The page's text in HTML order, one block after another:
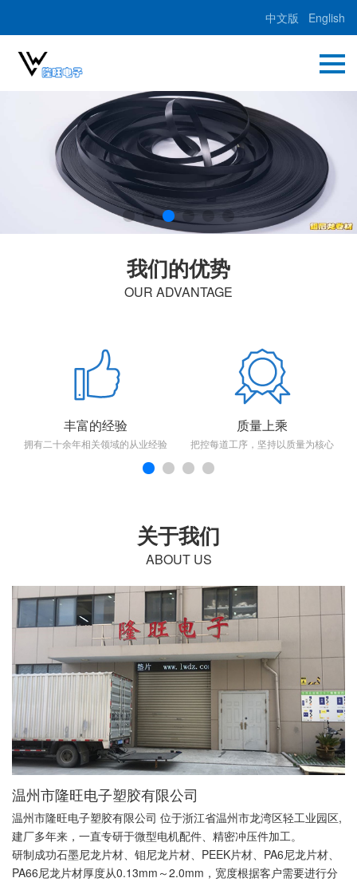
中文版 English
我们的优势
OUR ADVANTAGE
丰富的经验
拥有二十余年相关领域的从业经验
质量上乘
把控每道工序，坚持以质量为核心
关于我们
ABOUT US
温州市隆旺电子塑胶有限公司
温州市隆旺电子塑胶有限公司 位于浙江省温州市龙湾区轻工业园区,
建厂多年来，一直专研于微型电机配件、精密冲压件加工。
研制成功石墨尼龙片材、钼尼龙片材、PEEK片材、PA6尼龙片材、
PA66尼龙片材厚度从0.13mm～2.0mm，宽度根据客户需要进行分